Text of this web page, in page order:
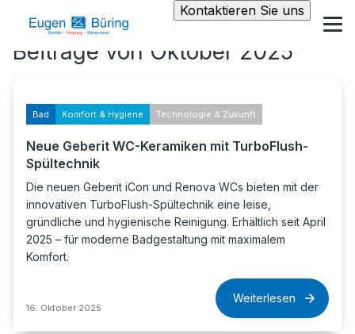
Kontaktieren Sie uns
Beiträge von Oktober 2025
Bad Komfort & Hygiene Technologie & Zukunft
Neue Geberit WC-Keramiken mit TurboFlush-
Spültechnik
Die neuen Geberit iCon und Renova WCs bieten mit der
innovativen TurboFlush-Spültechnik eine leise,
gründliche und hygienische Reinigung. Erhältlich seit April
2025 – für moderne Badgestaltung mit maximalem
Komfort.
16. Oktober 2025
Weiterlesen